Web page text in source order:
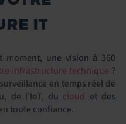
IT
moment, une vision à 360
infrastructure technique ?
en temps réel de
de l’IoT, du cloud et des
toute confiance.